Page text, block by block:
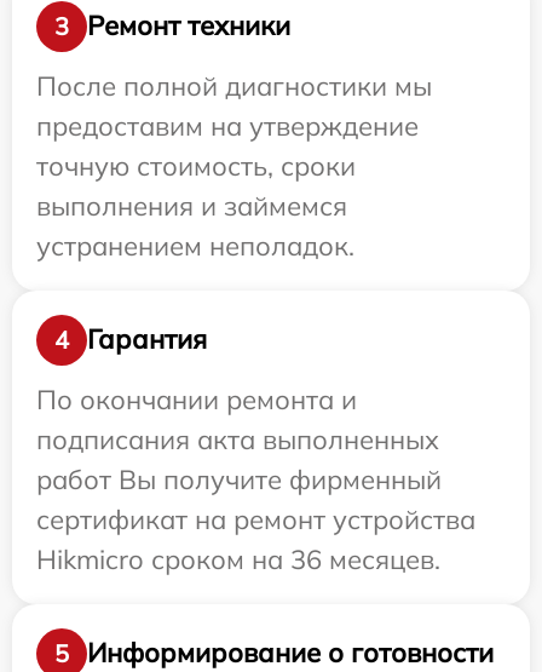
3
Ремонт техники
После полной диагностики мы
предоставим на утверждение
точную стоимость, сроки
выполнения и займемся
устранением неполадок.
4
Гарантия
По окончании ремонта и
подписания акта выполненных
работ Вы получите фирменный
сертификат на ремонт устройства
Hikmicro сроком на 36 месяцев.
5
Информирование о готовности